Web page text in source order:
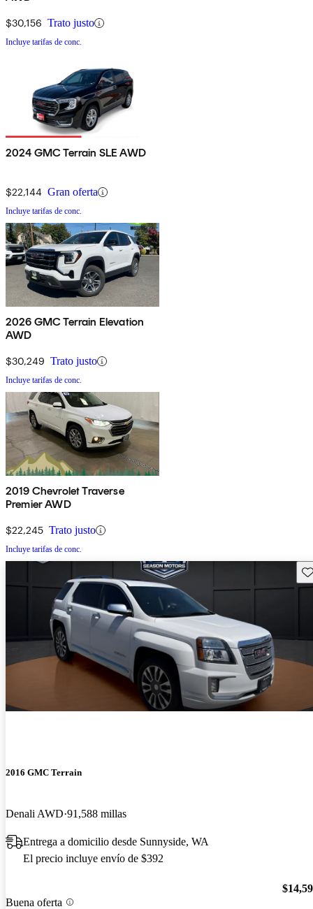
$30,156 Trato justo
Incluye tarifas de conc.
2024 GMC Terrain SLE AWD
$22,144 Gran oferta
Incluye tarifas de conc.
2026 GMC Terrain Elevation
AWD
$30,249 Trato justo
Incluye tarifas de conc.
2019 Chevrolet Traverse
Premier AWD
$22,245 Trato justo
Incluye tarifas de conc.
2016 GMC Terrain
Denali AWD 91,588 millas
Entrega a domicilio desde Sunnyside, WA
El precio incluye envío de $392
Buena oferta